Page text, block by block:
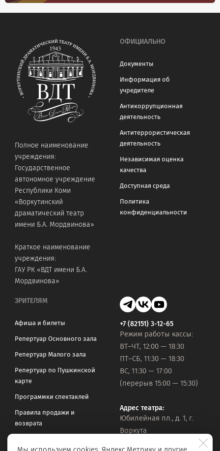
Полное наименование
учреждения:
Государственное
автономное учреждение
Республики Коми
«Воркутинский
драматический театр
имени Б.А. Мордвинова»
Краткое наименование
учреждения:
ГАУ РК «ВДТ имени Б.А.
Мордвинова»
ОФИЦИАЛЬНО
Документы
Информация об
учредителе
Антикоррупционная
деятельность
Антитеррористическая
деятельность
Независимая оценка
качества
Доступная среда
Политика
конфиденциальности
ЗРИТЕЛЯМ
Афиша и билеты
Репертуар Основного зала
Репертуар Малого зала
Репертуар по Пушкинской
карте
Программки спектаклей
Правила продажи и
возврата
+7 (82151) 3-12-65
Режим работы кассы:
ВТ–ЧТ, 12:00 — 18:30
ПТ–СБ, 11:30 — 18:30
ВС, 11:30 — 17:00
(перерыв 15:00 — 15:30)
Адрес театра:
Юбилейная пл., д. 1, г.
Воркута